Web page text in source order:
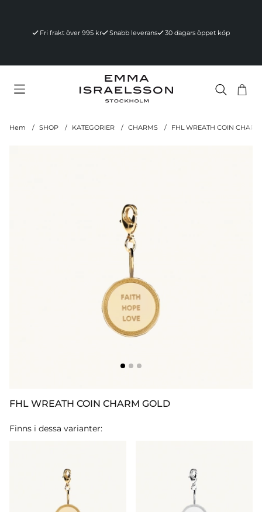
Fri frakt över 995 kr Snabb leverans 30 dagars öppet köp
.
Hem SHOP KATEGORIER CHARMS FHL WREATH COIN
FHL WREATH COIN CHARM GOLD
Finns i dessa varianter: